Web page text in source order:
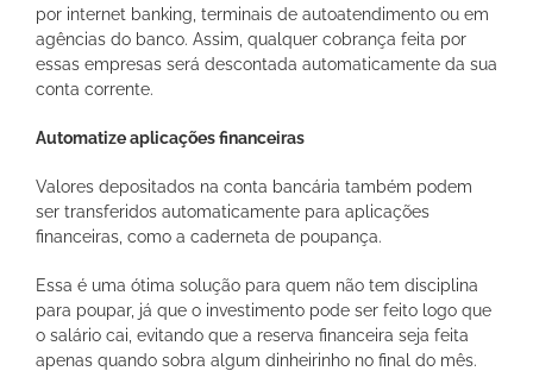
por internet banking, terminais de autoatendimento ou em
agências do banco. Assim, qualquer cobrança feita por
essas empresas será descontada automaticamente da sua
conta corrente.
Automatize aplicações financeiras
Valores depositados na conta bancária também podem
ser transferidos automaticamente para aplicações
financeiras, como a caderneta de poupança.
Essa é uma ótima solução para quem não tem disciplina
para poupar, já que o investimento pode ser feito logo que
o salário cai, evitando que a reserva financeira seja feita
apenas quando sobra algum dinheirinho no final do mês.